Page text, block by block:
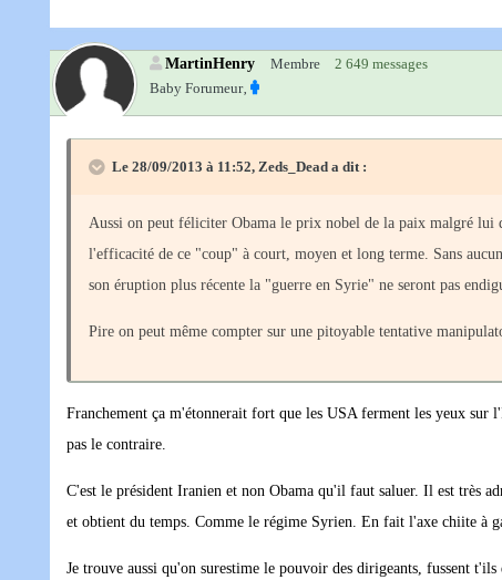
MartinHenry Membre
2 649 messages
Baby Forumeur‚
Le 28/09/2013 à 11:52, Zeds_Dead a dit :
Aussi on peut féliciter Obama le prix nobel de la paix malgré lui
l'efficacité de ce "coup" à court, moyen et long terme. Sans
son éruption plus récente la "guerre en Syrie" ne seront pas
Pire on peut même compter sur une pitoyable tentative
Franchement ça m'étonnerait fort que les USA ferment les yeux
pas le contraire.
C'est le président Iranien et non Obama qu'il faut saluer. Il est très
et obtient du temps. Comme le régime Syrien. En fait l'axe chiite à
Je trouve aussi qu'on surestime le pouvoir des dirigeants, fussent